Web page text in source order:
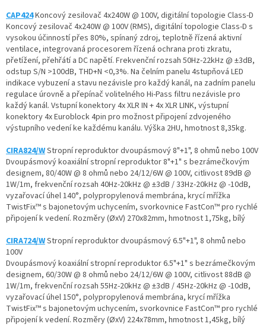
CAP424Koncový zesilovač 4x240W @ 100V, digitální topologie Class-D
Koncový zesilovač 4x240W @ 100V (RMS), digitální topologie Class-D s
vysokou účinností přes 80%, spínaný zdroj, teplotně řízená aktivní
ventilace, integrovaná procesorem řízená ochrana proti zkratu,
přetížení, přehřátí a DC napětí. Frekvenční rozsah 50Hz-22kHz @ ±3dB,
odstup S/N >100dB, THD+N <0,3%. Na čelním panelu 4stupňová LED
indikace vybuzení a stavu nezávisle pro každý kanál, na zadním panelu
regulace úrovně a přepínač volitelného Hi-Pass filtru nezávisle pro
každý kanál. Vstupní konektory 4x XLR IN + 4x XLR LINK, výstupní
konektory 4x Euroblock 4pin pro možnost připojení zdvojeného
výstupního vedení ke každému kanálu. Výška 2HU, hmotnost 8,35kg.
CIRA824/WStropní reproduktor dvoupásmový 8"+1", 8 ohmů nebo 100V
Dvoupásmový koaxiální stropní reproduktor 8"+1" s bezrámečkovým
designem, 80/40W @ 8 ohmů nebo 24/12/6W @ 100V, citlivost 89dB @
1W/1m, frekvenční rozsah 40Hz-20kHz @ ±3dB / 33Hz-20kHz @ -10dB,
vyzařovací úhel 140°, polypropylenová membrána, krycí mřížka
TwistFix™ s bajonetovým uchycením, svorkovnice FastCon™ pro rychlé
připojení k vedení. Rozměry (ØxV) 270x82mm, hmotnost 1,75kg, bílý
CIRA724/WStropní reproduktor dvoupásmový 6.5"+1", 8 ohmů nebo
100V
Dvoupásmový koaxiální stropní reproduktor 6.5"+1" s bezrámečkovým
designem, 60/30W @ 8 ohmů nebo 24/12/6W @ 100V, citlivost 88dB @
1W/1m, frekvenční rozsah 55Hz-20kHz @ ±3dB / 45Hz-20kHz @ -10dB,
vyzařovací úhel 150°, polypropylenová membrána, krycí mřížka
TwistFix™ s bajonetovým uchycením, svorkovnice FastCon™ pro rychlé
připojení k vedení. Rozměry (ØxV) 224x78mm, hmotnost 1,45kg, bílý